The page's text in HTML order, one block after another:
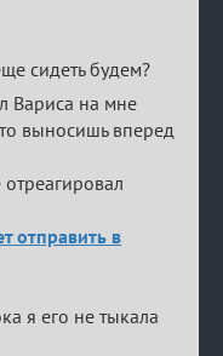
сидеть будем?
Вариса на мне
выносишь вперед
отправить в
я его не тыкала